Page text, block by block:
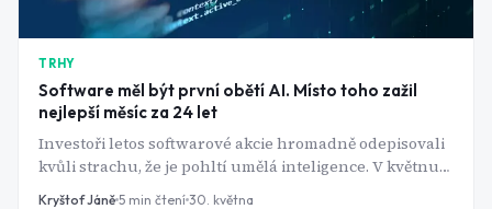
TRHY
Software měl být první obětí AI. Místo toho zažil
nejlepší měsíc za 24 let
Investoři letos softwarové akcie hromadně odepisovali
kvůli strachu, že je pohltí umělá inteligence. V květnu
však přišel rekordní obrat a růst.
Kryštof Jáně 5 min čtení 30. května